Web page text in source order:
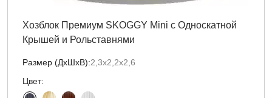
Хозблок Премиум SKOGGY Mini с Односкатной
Крышей и Рольставнями
Размер (ДxШxВ):2,3х2,2х2,6
Цвет: